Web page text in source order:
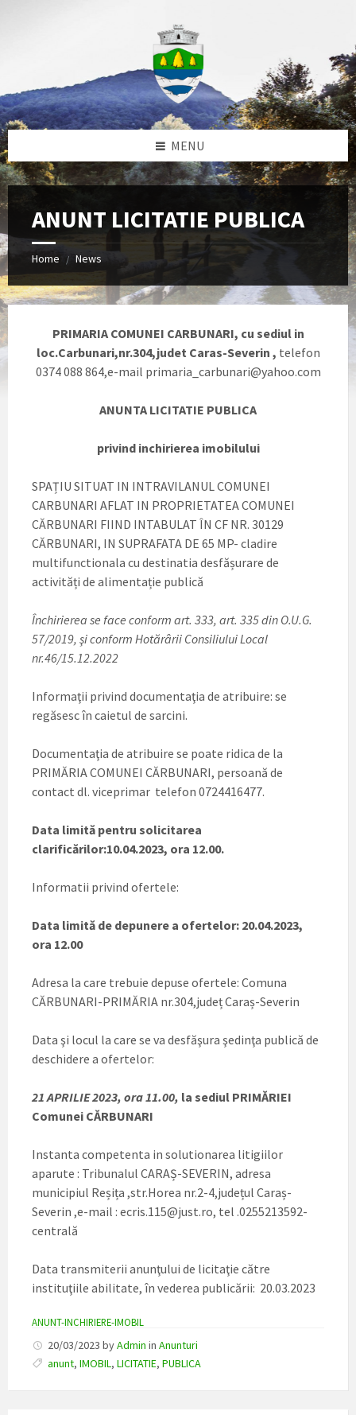
MENU
ANUNT LICITATIE PUBLICA
Home / News
PRIMARIA COMUNEI CARBUNARI, cu sediul in
loc.Carbunari,nr.304,judet Caras-Severin , telefon
0374 088 864,e-mail primaria_carbunari@yahoo.com
ANUNTA LICITATIE PUBLICA
privind inchirierea imobilului
SPAȚIU SITUAT IN INTRAVILANUL COMUNEI
CARBUNARI AFLAT IN PROPRIETATEA COMUNEI
CĂRBUNARI FIIND INTABULAT ÎN CF NR. 30129
CĂRBUNARI, IN SUPRAFATA DE 65 MP- cladire
multifunctionala cu destinatia desfășurare de
activități de alimentație publică
Închirierea se face conform art. 333, art. 335 din O.U.G.
57/2019, şi conform Hotărârii Consiliului Local
nr.46/15.12.2022
Informaţii privind documentaţia de atribuire: se
regăsesc în caietul de sarcini.
Documentaţia de atribuire se poate ridica de la
PRIMĂRIA COMUNEI CĂRBUNARI, persoană de
contact dl. viceprimar telefon 0724416477.
Data limită pentru solicitarea
clarificărilor:10.04.2023, ora 12.00.
Informatii privind ofertele:
Data limită de depunere a ofertelor: 20.04.2023,
ora 12.00
Adresa la care trebuie depuse ofertele: Comuna
CĂRBUNARI-PRIMĂRIA nr.304,județ Caraș-Severin
Data şi locul la care se va desfăşura şedinţa publică de
deschidere a ofertelor:
21 APRILIE 2023, ora 11.00, la sediul PRIMĂRIEI
Comunei CĂRBUNARI
Instanta competenta in solutionarea litigiilor
aparute : Tribunalul CARAȘ-SEVERIN, adresa
municipiul Reșița ,str.Horea nr.2-4,județul Caraș-
Severin ,e-mail : ecris.115@just.ro, tel .0255213592-
centrală
Data transmiterii anunţului de licitaţie către
instituţiile abilitate, în vederea publicării: 20.03.2023
ANUNT-INCHIRIERE-IMOBIL
20/03/2023 byAdmin in Anunturi
anunt, IMOBIL, LICITATIE, PUBLICA